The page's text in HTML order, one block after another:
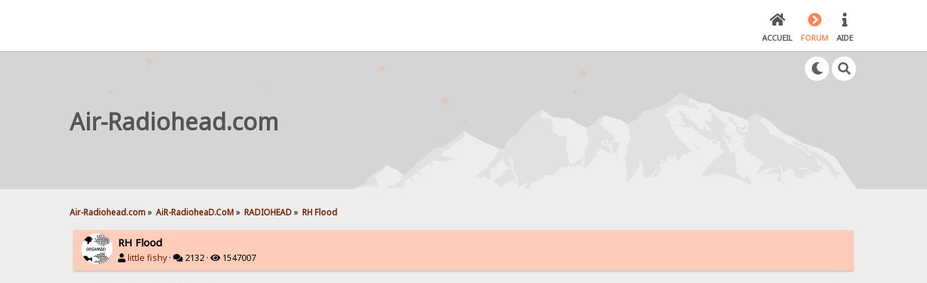
ACCUEIL FORUM AIDE
Air-Radiohead.com
Air-Radiohead.com» AiR-RadioheaD.CoM» RADIOHEAD» RH Flood
RH Flood
little fishy· 2132 · 1547007